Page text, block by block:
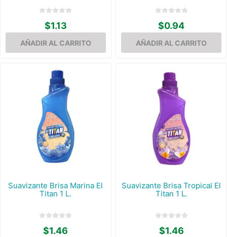
$1.13 $0.94
Suavizante Brisa Marina El
Titan 1 L.
$1.46
Suavizante Brisa Tropical El
Titan 1 L.
$1.46